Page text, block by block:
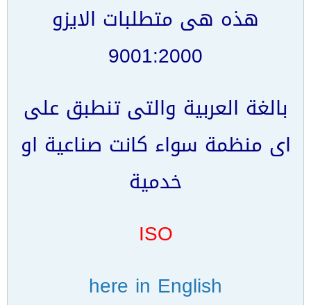
هذه هى متطلبات الايزو
9001:2000
بالغة العربية والتى تنطبق على
اى منظمة سواء كانت صناعية او
خدمية
ISO
here in English